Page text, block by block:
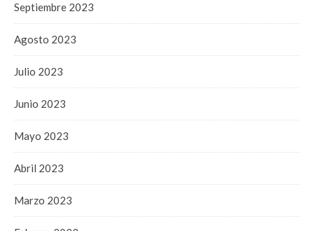
Septiembre 2023
Agosto 2023
Julio 2023
Junio 2023
Mayo 2023
Abril 2023
Marzo 2023